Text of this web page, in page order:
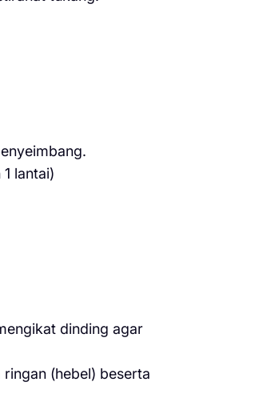
lantai)
dinding agar
(hebel) beserta